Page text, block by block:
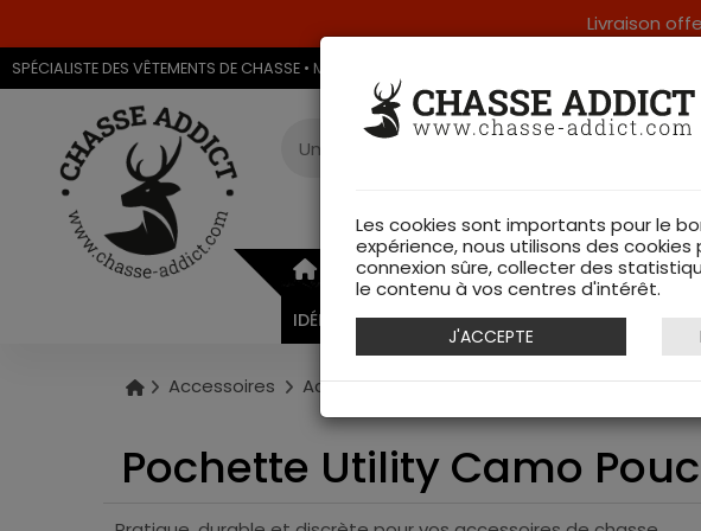
Livraison
SPÉCIALISTE DES VÊTEMENTS DE CHASSE • MAGASIN DE CHASSE & ARMURERIE DANS LES VOSGES
ARMURERIE VÊTEMENTS DE CHASSE
IDÉES CADEAUX
Accessoires Accessoires Pochette Utility Camo
Pochette Utility Camo
Les cookies sont importants pour le
expérience, nous utilisons des
connexion sûre, collecter des
le contenu à vos centres d'intérêt.
J'ACCEPTE